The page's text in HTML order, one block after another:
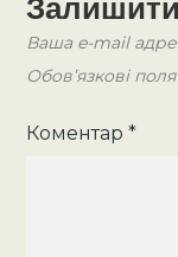
Ваша e-mail
Обов’язкові
Коментар*